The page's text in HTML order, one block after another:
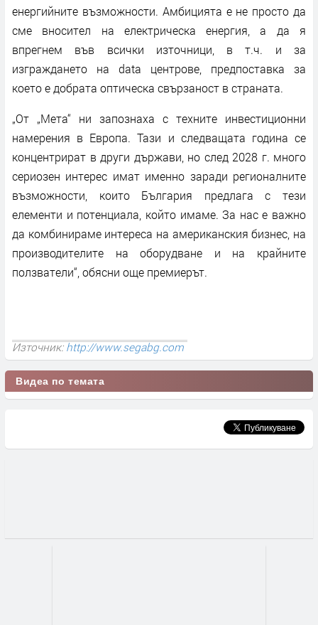
енергийните възможности. Амбицията е не просто да
сме вносител на електрическа енергия, а да я
впрегнем във всички източници, в т.ч. и за
изграждането на data центрове, предпоставка за
което е добрата оптическа свързаност в страната.
„От „Мета“ ни запознаха с техните инвестиционни
намерения в Европа. Тази и следващата година се
концентрират в други държави, но след 2028 г. много
сериозен интерес имат именно заради регионалните
възможности, които България предлага с тези
елементи и потенциала, който имаме. За нас е важно
да комбинираме интереса на американския бизнес, на
производителите на оборудване и на крайните
ползватели“, обясни още премиерът.
Източник:http://www.segabg.com
Видеа по темата